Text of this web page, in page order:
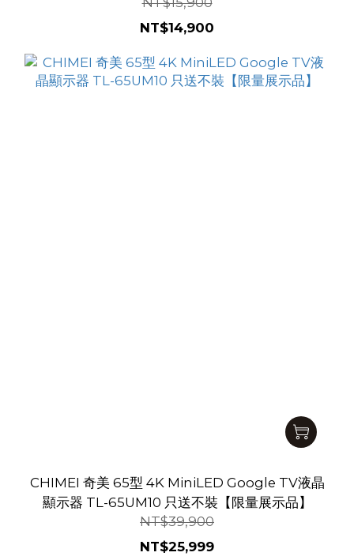
NT$14,900
CHIMEI 奇美 65型 4K MiniLED Google TV液晶
顯示器 TL-65UM10 只送不裝【限量展示品】
NT$39,900
NT$25,999